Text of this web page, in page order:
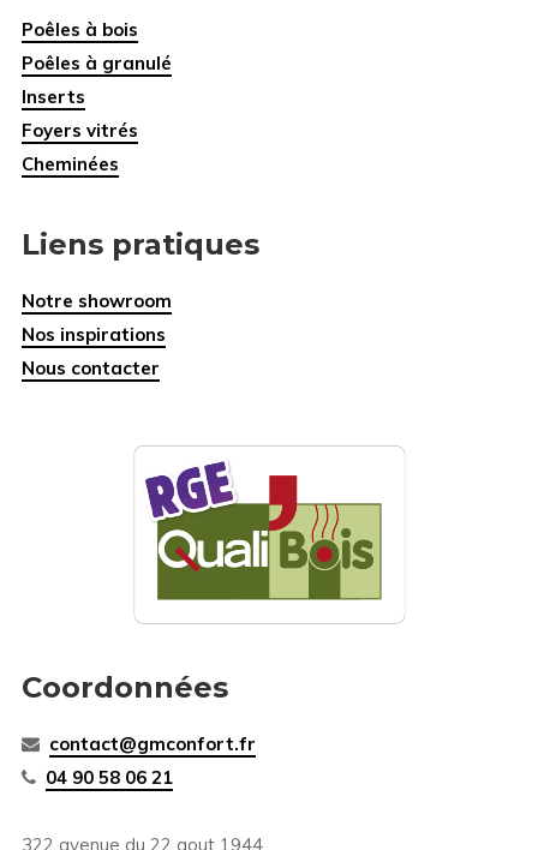
Poêles à bois
Poêles à granulé
Inserts
Foyers vitrés
Cheminées
Liens pratiques
Notre showroom
Nos inspirations
Nous contacter
Coordonnées
contact@gmconfort.fr
04 90 58 06 21
322 avenue du 22 aout 1944